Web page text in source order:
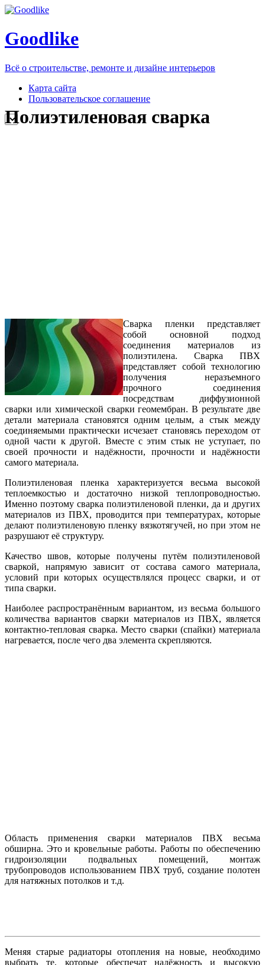
Goodlike
Всё о строительстве, ремонте и дизайне интерьеров
Карта сайта
Пользовательское соглашение
Полиэтиленовая сварка
Сварка пленки представляет
собой основной подход
соединения материалов из
полиэтилена. Сварка ПВХ
представляет собой технологию
получения неразъемного
прочного соединения
посредствам диффузионной
сварки или химической сварки геомембран. В результате две
детали материала становятся одним целым, а стык между
соединяемыми практически исчезает становясь переходом от
одной части к другой. Вместе с этим стык не уступает, по
своей прочности и надёжности, прочности и надёжности
самого материала.
Полиэтиленовая пленка характеризуется весьма высокой
теплоемкостью и достаточно низкой теплопроводностью.
Именно поэтому сварка полиэтиленовой пленки, да и других
материалов из ПВХ, проводится при температурах, которые
делают полиэтиленовую пленку вязкотягучей, но при этом не
разрушают её структуру.
Качество швов, которые получены путём полиэтиленовой
сваркой, напрямую зависит от состава самого материала,
условий при которых осуществлялся процесс сварки, и от
типа сварки.
Наиболее распространённым вариантом, из весьма большого
количества вариантов сварки материалов из ПВХ, является
контактно-тепловая сварка. Место сварки (спайки) материала
нагревается, после чего два элемента скрепляются.
Область применения сварки материалов ПВХ весьма
обширна. Это и кровельные работы. Работы по обеспечению
гидроизоляции подвальных помещений, монтаж
трубопроводов использованием ПВХ труб, создание полотен
для натяжных потолков и т.д.
Меняя старые радиаторы отопления на новые, необходимо
выбрать те, которые обеспечат надёжность и высокую